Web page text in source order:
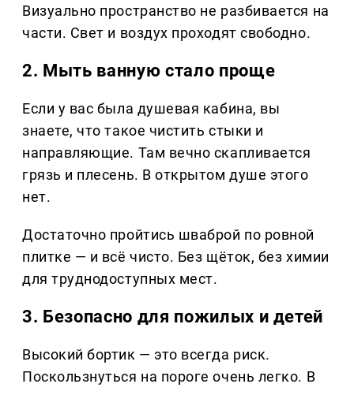
Визуально пространство не разбивается на
части. Свет и воздух проходят свободно.
2. Мыть ванную стало проще
Если у вас была душевая кабина, вы
знаете, что такое чистить стыки и
направляющие. Там вечно скапливается
грязь и плесень. В открытом душе этого
нет.
Достаточно пройтись шваброй по ровной
плитке — и всё чисто. Без щёток, без химии
для труднодоступных мест.
3. Безопасно для пожилых и детей
Высокий бортик — это всегда риск.
Поскользнуться на пороге очень легко. В